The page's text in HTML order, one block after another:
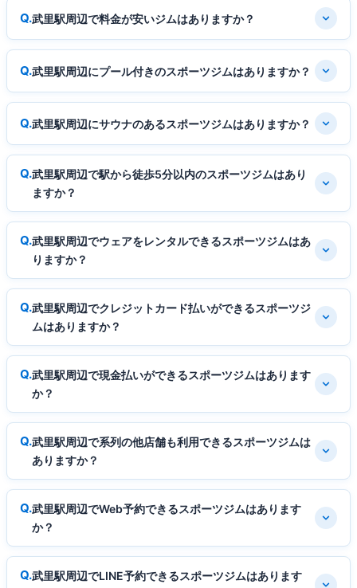
武里駅周辺で料金が安いジムはありますか？
武里駅周辺にプール付きのスポーツジムはありますか？
武里駅周辺にサウナのあるスポーツジムはありますか？
武里駅周辺で駅から徒歩5分以内のスポーツジムはあり
ますか？
武里駅周辺でウェアをレンタルできるスポーツジムはあ
りますか？
武里駅周辺でクレジットカード払いができるスポーツジ
ムはありますか？
武里駅周辺で現金払いができるスポーツジムはあります
か？
武里駅周辺で系列の他店舗も利用できるスポーツジムは
ありますか？
武里駅周辺でWeb予約できるスポーツジムはあります
か？
武里駅周辺でLINE予約できるスポーツジムはあります